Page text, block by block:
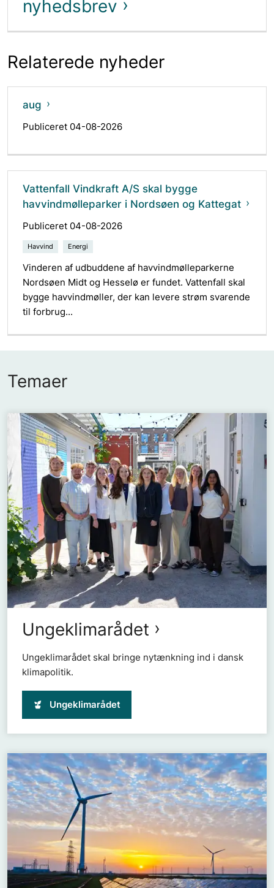
nyhedsbrev
Relaterede nyheder
aug
Publiceret 04-08-2026
Vattenfall Vindkraft A/S skal bygge
havvindmølleparker i Nordsøen og Kattegat
Publiceret 04-08-2026
Havvind Energi
Vinderen af udbuddene af havvindmølleparkerne
Nordsøen Midt og Hesselø er fundet. Vattenfall skal
bygge havvindmøller, der kan levere strøm svarende
til forbrug...
Temaer
Ungeklimarådet
Ungeklimarådet skal bringe nytænkning ind i dansk
klimapolitik.
Ungeklimarådet